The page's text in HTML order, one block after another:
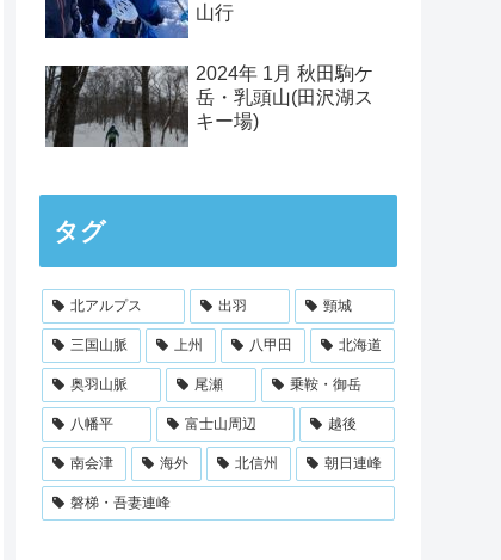
山行
2024年 1月 秋田駒ケ
岳・乳頭山(田沢湖ス
キー場)
タグ
北アルプス 出羽 頸城
三国山脈 上州 八甲田 北海道
奥羽山脈 尾瀬 乗鞍・御岳
八幡平 富士山周辺 越後
南会津 海外 北信州 朝日連峰
磐梯・吾妻連峰